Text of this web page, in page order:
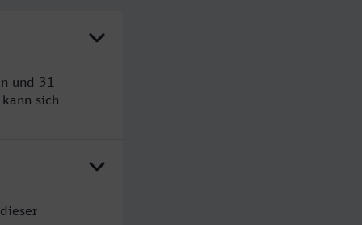
und 31
sich